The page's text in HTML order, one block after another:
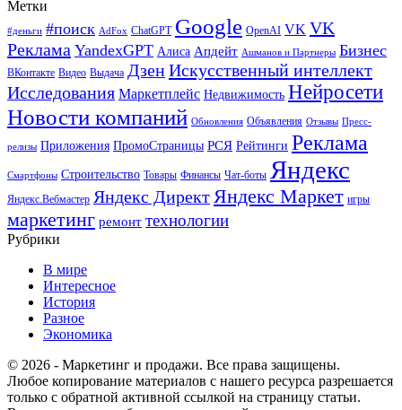
Метки
#деньги #поиск AdFox ChatGPT Google OpenAI VK VK
Реклама YandexGPT Алиса Апдейт Ашманов и Партнеры Бизнес
ВКонтакте Видео Выдача ДзенИскусственный интеллект
Исследования Маркетплейс Недвижимость Нейросети
Новости компаний Обновления Объявления Отзывы Пресс-
релизы Приложения ПромоСтраницы РСЯ Рейтинги Реклама
Смартфоны Строительство Товары Финансы Чат-боты Яндекс
Яндекс.Вебмастер Яндекс Директ Яндекс Маркет игры
маркетинг ремонт технологии
Рубрики
В мире
Интересное
История
Разное
Экономика
© 2026 - Маркетинг и продажи. Все права защищены.
Любое копирование материалов с нашего ресурса разрешается
только с обратной активной ссылкой на страницу статьи.